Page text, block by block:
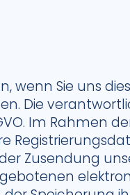
wenn Sie uns
Die
Im Rahmen
Zusendung